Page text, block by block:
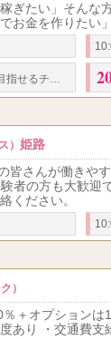
稼ぎたい」そん
お金を作りたい」
未経験から高収入を目指せるチャンスです！
） 姫路
皆さんが働きや
者の方も大歓迎
ください。
）
％＋オプション
あり ・交通費支